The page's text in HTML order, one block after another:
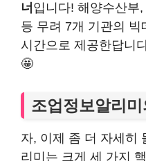
너 입니다! 해양수산부
등 무려 7개 기관의 빅
시간으로 제공한답니
🤩
조업정보알리
자, 이제 좀 더 자세히
리미는 크게 세 가지